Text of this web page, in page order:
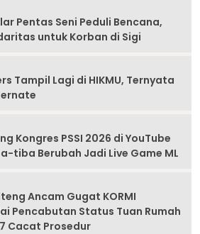
Pentas Seni Peduli Bencana,
untuk Korban di Sigi
Tampil Lagi di HIKMU, Ternyata
Kongres PSSI 2026 di YouTube
tiba Berubah Jadi Live Game ML
Ancam Gugat KORMI
Pencabutan Status Tuan Rumah
Cacat Prosedur